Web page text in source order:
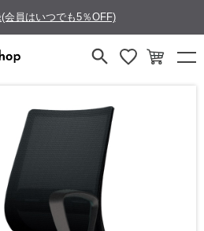
会員はいつでも5％OFF)